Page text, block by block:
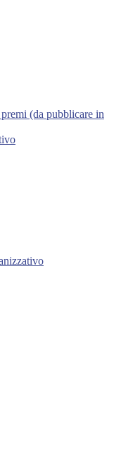
(da pubblicare in